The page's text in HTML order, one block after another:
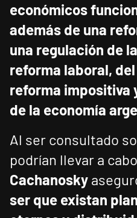
económicos
además de una
una regulación de
reforma laboral,
reforma impositiva
de la economía
Al ser consultado
podrían llevar a
Cachanosky
ser que existan